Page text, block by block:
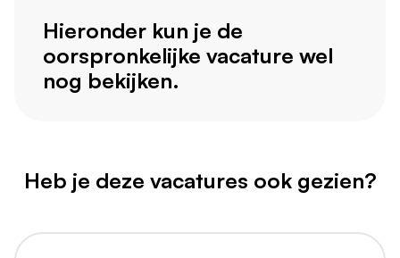
Hieronder kun je de
oorspronkelijke vacature wel
nog bekijken.
Heb je deze vacatures ook gezien?